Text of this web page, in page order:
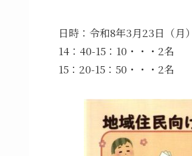
日時：令和8年3月23日（月
14：40-15：10・・・2名
15：20-15：50・・・2名